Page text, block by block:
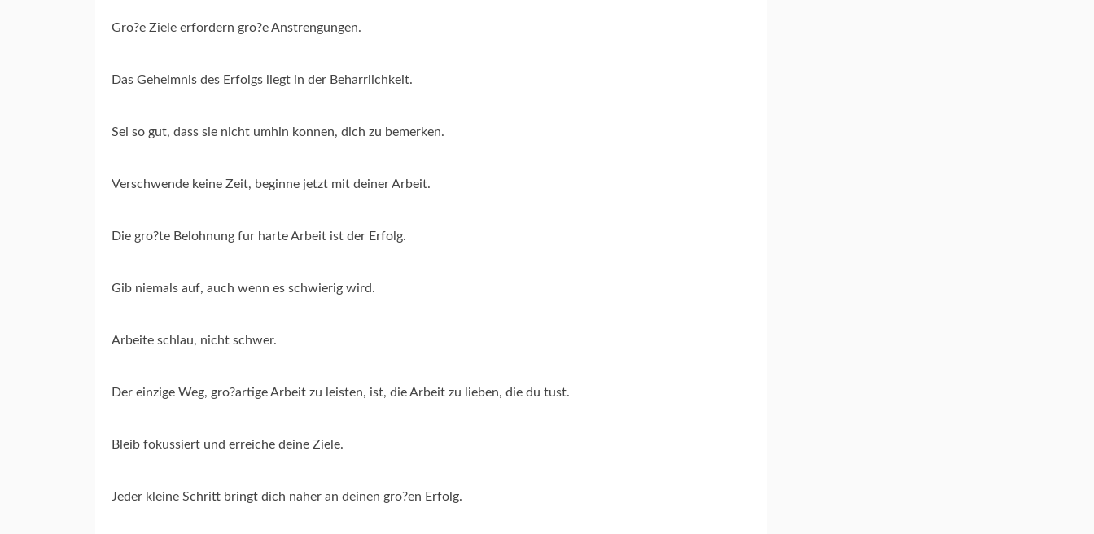
Gro?e Ziele erfordern gro?e Anstrengungen.
Das Geheimnis des Erfolgs liegt in der Beharrlichkeit.
Sei so gut, dass sie nicht umhin konnen, dich zu bemerken.
Verschwende keine Zeit, beginne jetzt mit deiner Arbeit.
Die gro?te Belohnung fur harte Arbeit ist der Erfolg.
Gib niemals auf, auch wenn es schwierig wird.
Arbeite schlau, nicht schwer.
Der einzige Weg, gro?artige Arbeit zu leisten, ist, die Arbeit zu lieben, die du tust.
Bleib fokussiert und erreiche deine Ziele.
Jeder kleine Schritt bringt dich naher an deinen gro?en Erfolg.